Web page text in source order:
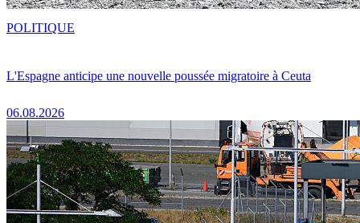
L'Espagne anticipe une nouvelle poussée migratoire à Ceuta
06.08.2026
POLITIQUE